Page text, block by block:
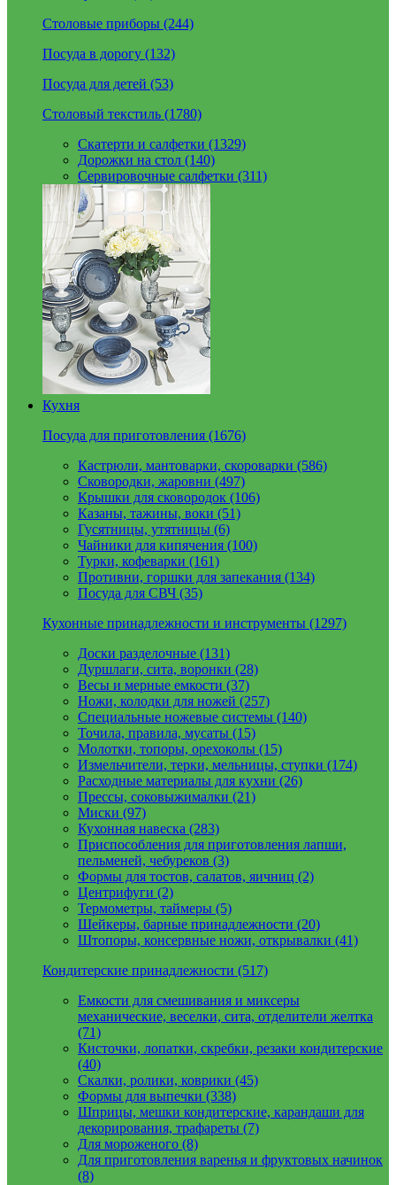
Столовые приборы (244)
Посуда в дорогу (132)
Посуда для детей (53)
Столовый текстиль (1780)
Скатерти и салфетки (1329)
Дорожки на стол (140)
Сервировочные салфетки (311)
Кухня
Посуда для приготовления (1676)
Кастрюли, мантоварки, скороварки (586)
Сковородки, жаровни (497)
Крышки для сковородок (106)
Казаны, тажины, воки (51)
Гусятницы, утятницы (6)
Чайники для кипячения (100)
Турки, кофеварки (161)
Противни, горшки для запекания (134)
Посуда для СВЧ (35)
Кухонные принадлежности и инструменты (1297)
Доски разделочные (131)
Дуршлаги, сита, воронки (28)
Весы и мерные емкости (37)
Ножи, колодки для ножей (257)
Специальные ножевые системы (140)
Точила, правила, мусаты (15)
Молотки, топоры, орехоколы (15)
Измельчители, терки, мельницы, ступки (174)
Расходные материалы для кухни (26)
Прессы, соковыжималки (21)
Миски (97)
Кухонная навеска (283)
Приспособления для приготовления лапши,
пельменей, чебуреков (3)
Формы для тостов, салатов, яичниц (2)
Центрифуги (2)
Термометры, таймеры (5)
Шейкеры, барные принадлежности (20)
Штопоры, консервные ножи, открывалки (41)
Кондитерские принадлежности (517)
Емкости для смешивания и миксеры
механические, веселки, сита, отделители желтка
(71)
Кисточки, лопатки, скребки, резаки кондитерские
(40)
Скалки, ролики, коврики (45)
Формы для выпечки (338)
Шприцы, мешки кондитерские, карандаши для
декорирования, трафареты (7)
Для мороженого (8)
Для приготовления варенья и фруктовых начинок
(8)